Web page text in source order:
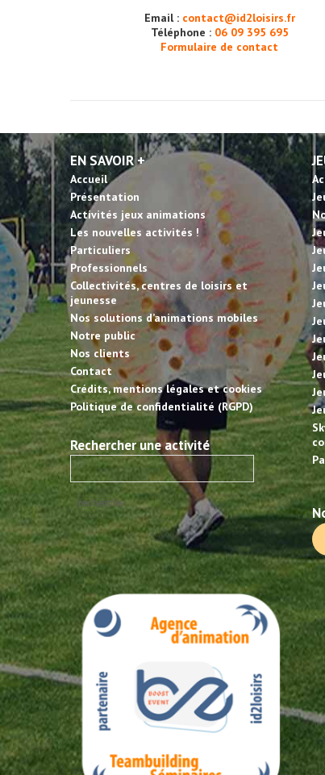
Email : contact@id2loisirs.fr
Téléphone : 06 09 395 695
Formulaire de contact
EN SAVOIR +
Accueil
Présentation
Activités jeux animations
Les nouvelles activités !
Particuliers
Professionnels
Collectivités, centres de loisirs et
jeunesse
Nos solutions d’animations mobiles
Notre public
Nos clients
Contact
Crédits, mentions légales et cookies
Politique de confidentialité (RGPD)
Rechercher une activité